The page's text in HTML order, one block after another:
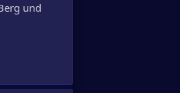
und